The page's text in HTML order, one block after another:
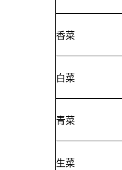
香菜
白菜
青菜
生菜